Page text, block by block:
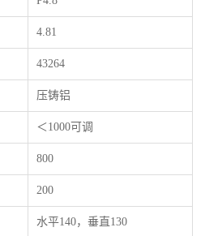
4.81
43264
压铸铝
＜1000可调
800
200
水平140，垂直130